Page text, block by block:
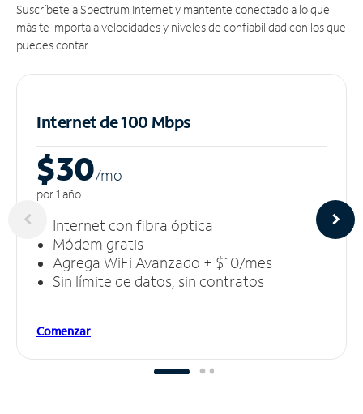
Suscríbete a Spectrum Internet y mantente conectado a lo que
más te importa a velocidades y niveles de confiabilidad con los que
puedes contar.
Internet de 100 Mbps
$30/mo
por 1 año
Internet con fibra óptica
Módem gratis
Agrega WiFi Avanzado + $10/mes
Sin límite de datos, sin contratos
Comenzar